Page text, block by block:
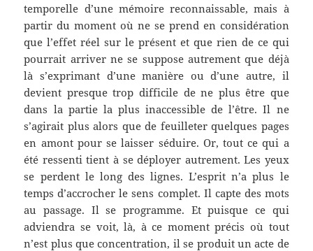
temporelle d’une mémoire reconnaissable, mais à
partir du moment où ne se prend en considération
que l’effet réel sur le présent et que rien de ce qui
pourrait arriver ne se suppose autrement que déjà
là s’exprimant d’une manière ou d’une autre, il
devient presque trop difficile de ne plus être que
dans la partie la plus inaccessible de l’être. Il ne
s’agirait plus alors que de feuilleter quelques pages
en amont pour se laisser séduire. Or, tout ce qui a
été ressenti tient à se déployer autrement. Les yeux
se perdent le long des lignes. L’esprit n’a plus le
temps d’accrocher le sens complet. Il capte des mots
au passage. Il se programme. Et puisque ce qui
adviendra se voit, là, à ce moment précis où tout
n’est plus que concentration, il se produit un acte de